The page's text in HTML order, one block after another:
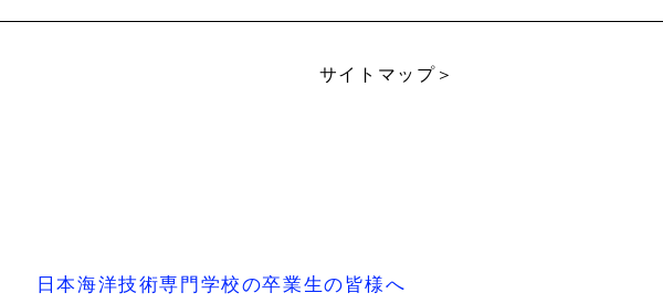
サイトマップ＞
日本海洋技術専門学校の卒業生の皆様へ